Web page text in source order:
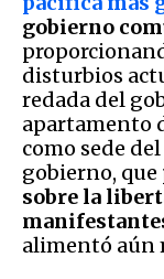
gobierno
disturbios
redada del
apartamento
como sede
gobierno, que
sobre la
alimentó aún